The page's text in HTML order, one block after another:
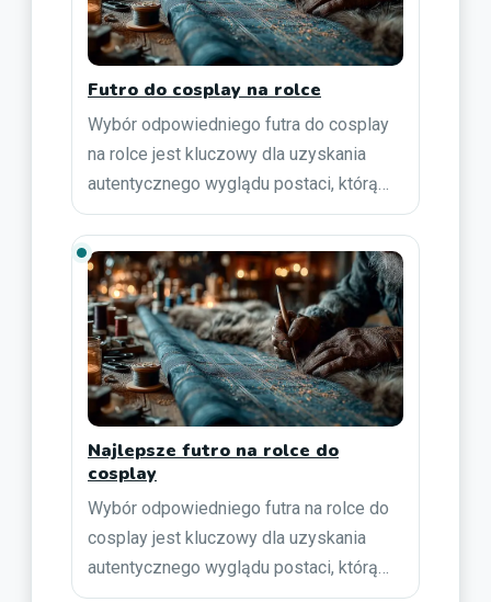
Futro do cosplay na rolce
Wybór odpowiedniego futra do cosplay
na rolce jest kluczowy dla uzyskania
autentycznego wyglądu postaci, którą…
Najlepsze futro na rolce do
cosplay
Wybór odpowiedniego futra na rolce do
cosplay jest kluczowy dla uzyskania
autentycznego wyglądu postaci, którą…